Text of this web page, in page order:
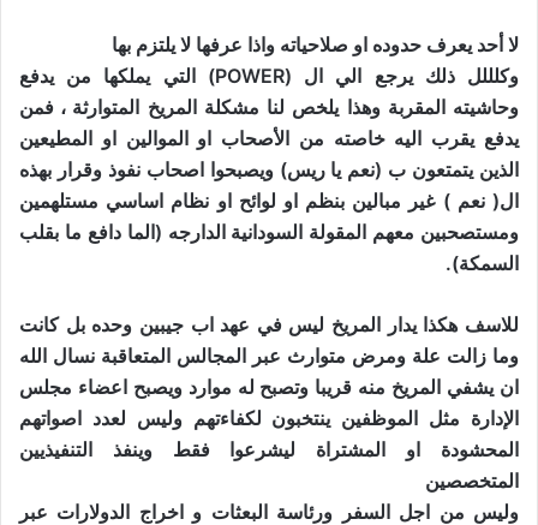
لا أحد يعرف حدوده او صلاحياته واذا عرفها لا يلتزم بها
وكلللل ذلك يرجع الي ال (POWER) التي يملكها من يدفع
وحاشيته المقربةوهذا يلخص لنا مشكلة المريخ المتوارثة ، فمن
يدفع يقرب اليه خاصته من الأصحاب او الموالين او المطيعين
الذين يتمتعون ب (نعم يا ريس) ويصبحوا اصحاب نفوذ وقرار بهذه
ال( نعم ) غير مبالين بنظم او لوائح او نظام اساسي مستلهمين
ومستصحبين معهم المقولة السودانية الدارجه (الما دافع ما بقلب
السمكة).
للاسف هكذا يدار المريخ ليس في عهد اب جيبين وحده بل كانت
وما زالت علة ومرض متوارث عبر المجالس المتعاقبة نسال الله
ان يشفي المريخ منه قريبا وتصبح له موارد ويصبح اعضاء مجلس
الإدارة مثل الموظفين ينتخبون لكفاءتهم وليس لعدد اصواتهم
المحشودة او المشتراة ليشرعوا فقط وينفذ التنفيذيين
المتخصصين
وليس من اجل السفر ورئاسة البعثات و اخراج الدولارات عبر